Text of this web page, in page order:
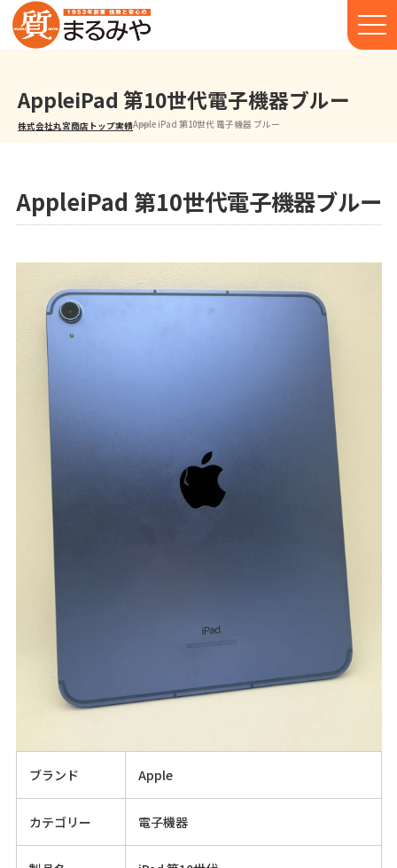
AppleiPad 第10世代電子機器ブルー
株式会社丸宮商店トップ⁩実績Apple iPad 第10世代 電子機器 ブルー
AppleiPad 第10世代電子機器ブルー
ブランド Apple
カテゴリー 電子機器